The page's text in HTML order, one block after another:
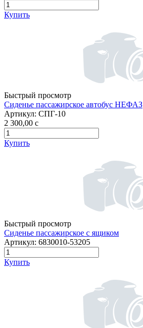
Купить
Быстрый просмотр
Сиденье пассажирское автобус НЕФАЗ
Артикул: СПГ-10
2 300,00 c
Купить
Быстрый просмотр
Сиденье пассажирское с ящиком
Артикул: 6830010-53205
Купить